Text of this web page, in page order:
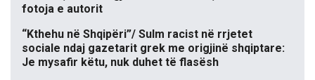
fotoja e autorit
“Kthehu në Shqipëri”/ Sulm racist në rrjetet
sociale ndaj gazetarit grek me origjinë shqiptare:
Je mysafir këtu, nuk duhet të flasësh